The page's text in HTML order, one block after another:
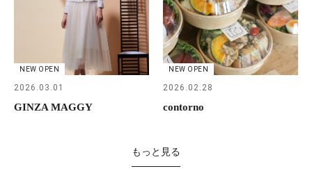
NEW OPEN
2026.03.01
GINZA MAGGY
NEW OPEN
2026.02.28
contorno
もっと見る